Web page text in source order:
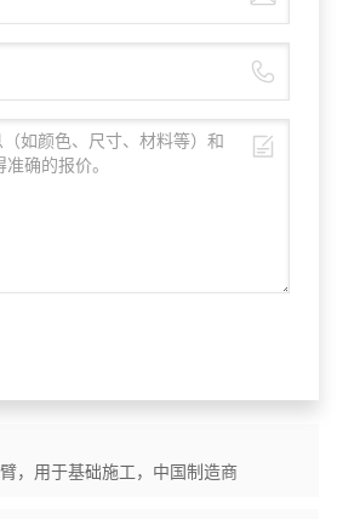
，用于基础施工，中国制造商